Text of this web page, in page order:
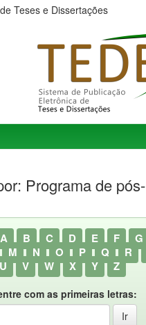
Teses e Dissertações
Programa de pós-
A B C D E F G
M N O P Q R
U
V W X Y Z
com as primeiras letras: